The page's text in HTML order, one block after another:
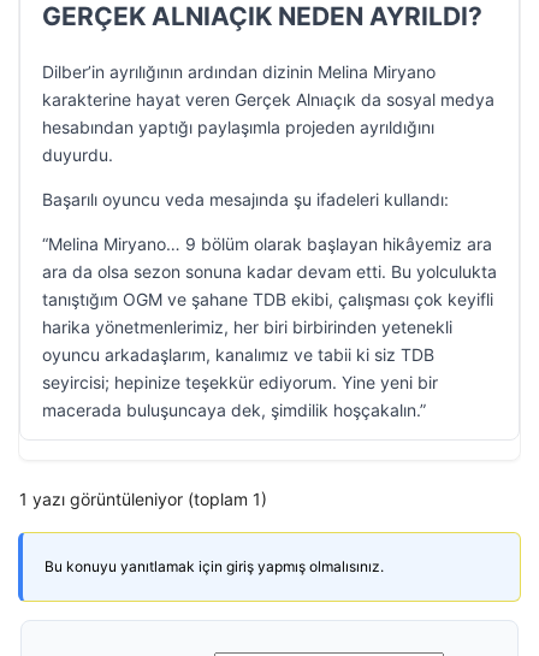
GERÇEK ALNIAÇIK NEDEN AYRILDI?
Dilber’in ayrılığının ardından dizinin Melina Miryano
karakterine hayat veren Gerçek Alnıaçık da sosyal medya
hesabından yaptığı paylaşımla projeden ayrıldığını
duyurdu.
Başarılı oyuncu veda mesajında şu ifadeleri kullandı:
“Melina Miryano… 9 bölüm olarak başlayan hikâyemiz ara
ara da olsa sezon sonuna kadar devam etti. Bu yolculukta
tanıştığım OGM ve şahane TDB ekibi, çalışması çok keyifli
harika yönetmenlerimiz, her biri birbirinden yetenekli
oyuncu arkadaşlarım, kanalımız ve tabii ki siz TDB
seyircisi; hepinize teşekkür ediyorum. Yine yeni bir
macerada buluşuncaya dek, şimdilik hoşçakalın.”
1 yazı görüntüleniyor (toplam 1)
Bu konuyu yanıtlamak için giriş yapmış olmalısınız.